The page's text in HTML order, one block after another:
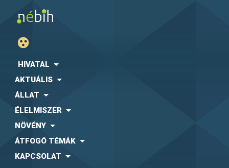
HIVATAL
AKTUÁLIS
ÁLLAT
ÉLELMISZER
NÖVÉNY
ÁTFOGÓ TÉMÁK
KAPCSOLAT